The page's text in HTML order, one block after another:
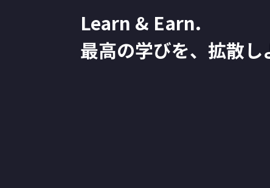
Learn & Earn.
最高の学びを、拡散し